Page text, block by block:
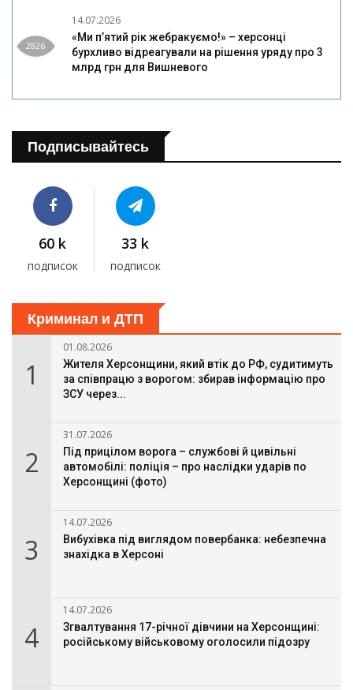
2826
14.07.2026
«Ми п’ятий рік жебракуємо!» – херсонці
бурхливо відреагували на рішення уряду про 3
млрд грн для Вишневого
Подписывайтесь
60 k
подписок
33 k
подписок
Криминал и ДТП
1
01.08.2026
Жителя Херсонщини, який втік до РФ, судитимуть
за співпрацю з ворогом: збирав інформацію про
ЗСУ через...
2
31.07.2026
Під прицілом ворога – службові й цивільні
автомобілі: поліція – про наслідки ударів по
Херсонщині (фото)
3
14.07.2026
Вибухівка під виглядом повербанка: небезпечна
знахідка в Херсоні
4
14.07.2026
Згвалтування 17-річної дівчини на Херсонщині:
російському військовому оголосили підозру